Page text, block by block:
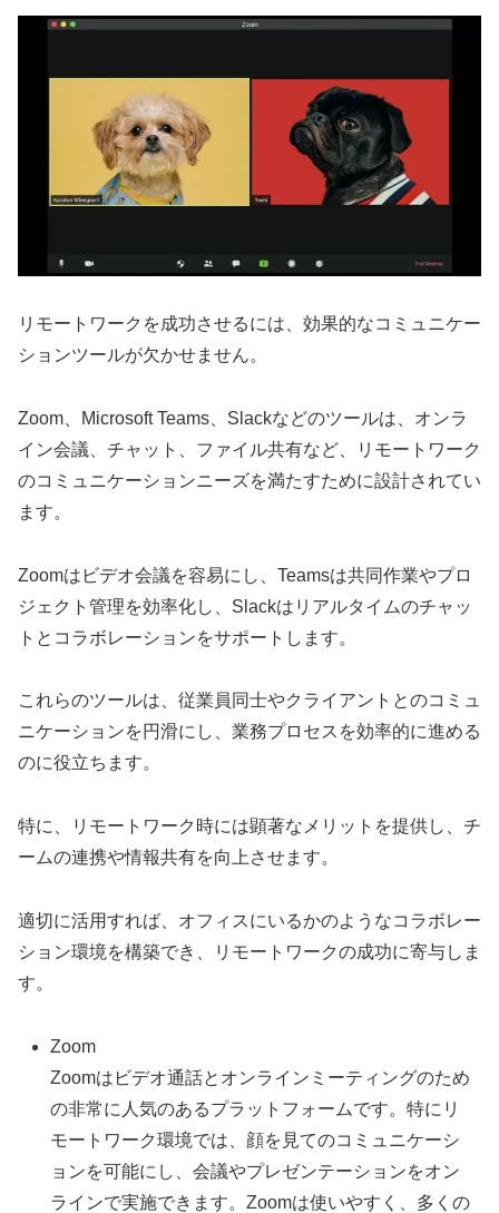
リモートワークを成功させるには、効果的なコミュニケー
ションツールが欠かせません。
Zoom、Microsoft Teams、Slackなどのツールは、オンラ
イン会議、チャット、ファイル共有など、リモートワーク
のコミュニケーションニーズを満たすために設計されてい
ます。
Zoomはビデオ会議を容易にし、Teamsは共同作業やプロ
ジェクト管理を効率化し、Slackはリアルタイムのチャッ
トとコラボレーションをサポートします。
これらのツールは、従業員同士やクライアントとのコミュ
ニケーションを円滑にし、業務プロセスを効率的に進める
のに役立ちます。
特に、リモートワーク時には顕著なメリットを提供し、チ
ームの連携や情報共有を向上させます。
適切に活用すれば、オフィスにいるかのようなコラボレー
ション環境を構築でき、リモートワークの成功に寄与しま
す。
Zoom
Zoomはビデオ通話とオンラインミーティングのため
の非常に人気のあるプラットフォームです。特にリ
モートワーク環境では、顔を見てのコミュニケーシ
ョンを可能にし、会議やプレゼンテーションをオン
ラインで実施できます。Zoomは使いやすく、多くの